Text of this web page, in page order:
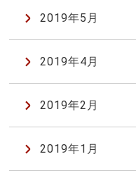
2019年5月
2019年4月
2019年2月
2019年1月